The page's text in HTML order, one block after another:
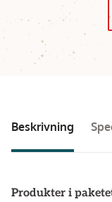
Beskrivning
Produkter i